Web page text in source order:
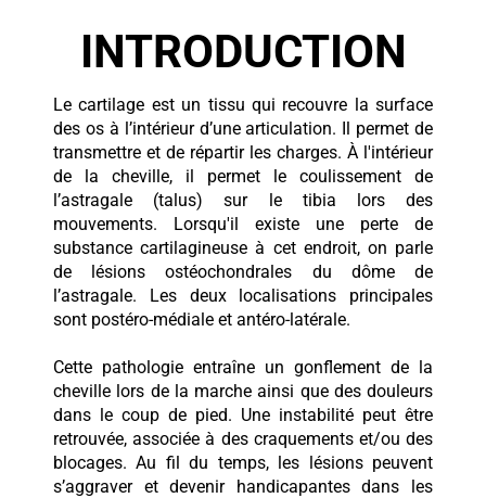
INTRODUCTION
Le cartilage est un tissu qui recouvre la surface
des os à l’intérieur d’une articulation. Il permet de
transmettre et de répartir les charges. À l'intérieur
de la cheville, il permet le coulissement de
l’astragale (talus) sur le tibia lors des
mouvements. Lorsqu'il existe une perte de
substance cartilagineuse à cet endroit, on parle
de lésions ostéochondrales du dôme de
l’astragale. Les deux localisations principales
sont postéro-médiale et antéro-latérale.
Cette pathologie entraîne un gonflement de la
cheville lors de la marche ainsi que des douleurs
dans le coup de pied. Une instabilité peut être
retrouvée, associée à des craquements et/ou des
blocages. Au fil du temps, les lésions peuvent
s’aggraver et devenir handicapantes dans les